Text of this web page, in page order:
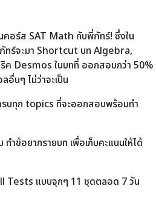
คอร์ส SAT Math กับพี่ภัทร์! ซึ่งใน
ทร์จะมา Shortcut บท Algebra,
Desmos ในบทที่ ออกสอบกว่า 50%
อื่นๆ ไม่ว่าจะเป็น
บทุก topics ที่จะออกสอบพร้อมทำ
ำข้อยากรายบท เพื่อเก็บคะแนนให้ได้
Tests แบบจุกๆ 11 ชุดตลอด 7 วัน